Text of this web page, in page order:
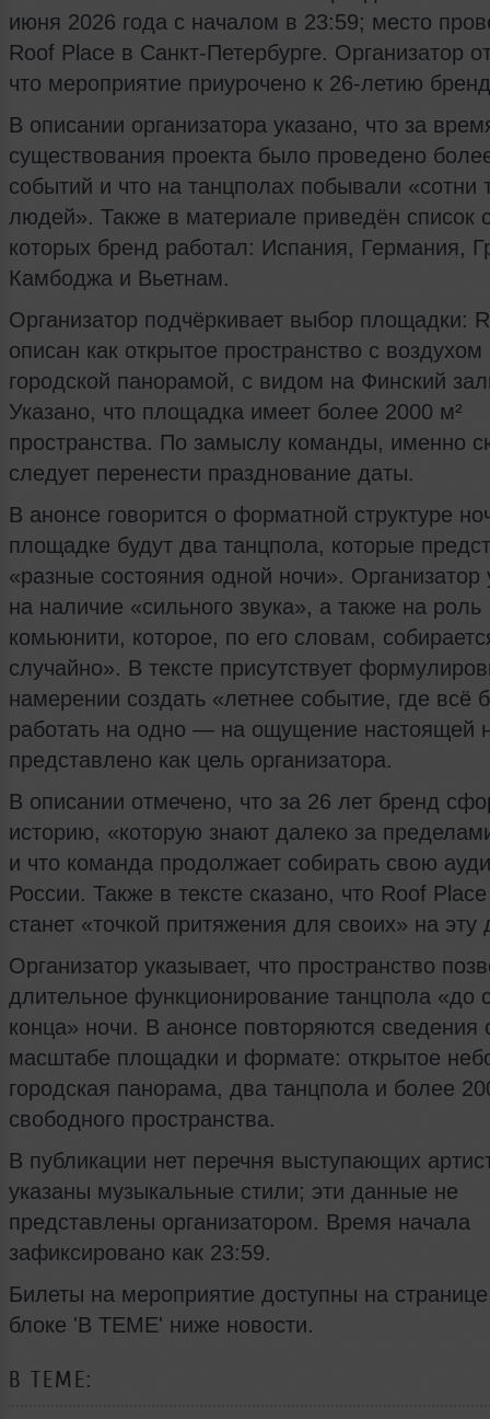
июня 2026 года с началом в 23:59; место
Roof Place в Санкт-Петербурге. Организатор
что мероприятие приурочено к 26-летию
В описании организатора указано, что за
существования проекта было проведено
событий и что на танцполах побывали «сотни
людей». Также в материале приведён список
которых бренд работал: Испания, Германия,
Камбоджа и Вьетнам.
Организатор подчёркивает выбор площадки:
описан как открытое пространство с воздухом
городской панорамой, с видом на Финский
Указано, что площадка имеет более 2000 м²
пространства. По замыслу команды, именно
следует перенести празднование даты.
В анонсе говорится о форматной структуре
площадке будут два танцпола, которые
«разные состояния одной ночи». Организатор
на наличие «сильного звука», а также на роль
комьюнити, которое, по его словам,
случайно». В тексте присутствует
намерении создать «летнее событие, где всё
работать на одно — на ощущение настоящей
представлено как цель организатора.
В описании отмечено, что за 26 лет бренд
историю, «которую знают далеко за
и что команда продолжает собирать свою
России. Также в тексте сказано, что Roof
станет «точкой притяжения для своих» на эту
Организатор указывает, что пространство
длительное функционирование танцпола «до
конца» ночи. В анонсе повторяются сведения
масштабе площадки и формате: открытое
городская панорама, два танцпола и более
свободного пространства.
В публикации нет перечня выступающих
указаны музыкальные стили; эти данные не
представлены организатором. Время начала
зафиксировано как 23:59.
Билеты на мероприятие доступны на
блоке 'В ТЕМЕ' ниже новости.
В ТЕМЕ: